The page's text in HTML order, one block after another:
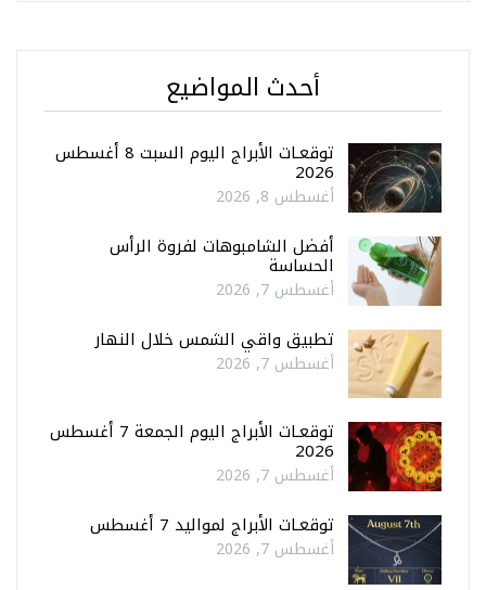
أحدث المواضيع
توقعـات الأبراج اليوم السبت 8 أغسطس
2026
أغسطس 8, 2026
أفضل الشامبوهات لفروة الرأس
الحساسة
أغسطس 7, 2026
تطبيق واقي الشمس خلال النهار
أغسطس 7, 2026
توقعـات الأبراج اليوم الجمعة 7 أغسطس
2026
أغسطس 7, 2026
توقعـات الأبراج لمواليد 7 أغسطس
أغسطس 7, 2026